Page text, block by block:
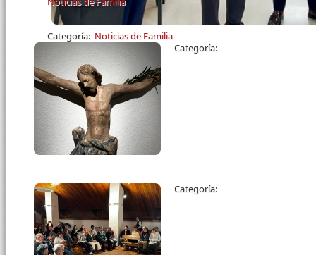
Categoría: Noticias de Familia
Categoría:
Categoría: